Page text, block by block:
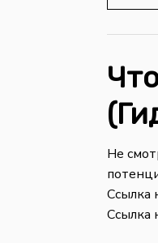
Не
Ссылка
Ссылка